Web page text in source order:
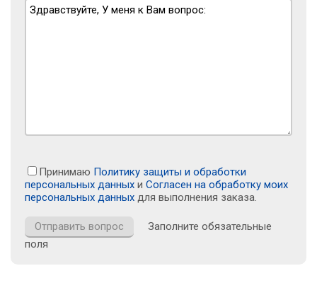
Принимаю Политику защиты и обработки
персональных данных и Согласен на обработку моих
персональных данных для выполнения заказа.
Заполните обязательные
поля